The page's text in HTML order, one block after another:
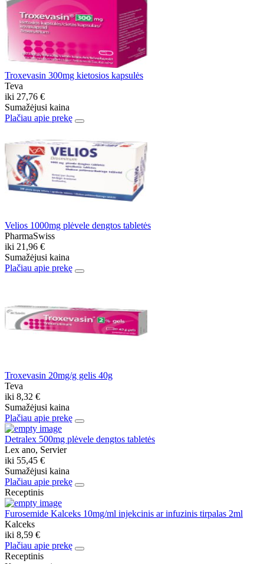
Troxevasin 300mg kietosios kapsulės
Teva
iki 27,76 €
Sumažėjusi kaina
Plačiau apie prekę
Velios 1000mg plėvele dengtos tabletės
PharmaSwiss
iki 21,96 €
Sumažėjusi kaina
Plačiau apie prekę
Troxevasin 20mg/g gelis 40g
Teva
iki 8,32 €
Sumažėjusi kaina
Plačiau apie prekę
Detralex 500mg plėvele dengtos tabletės
Lex ano, Servier
iki 55,45 €
Sumažėjusi kaina
Plačiau apie prekę
Receptinis
Furosemide Kalceks 10mg/ml injekcinis ar infuzinis tirpalas 2ml
Kalceks
iki 8,59 €
Plačiau apie prekę
Receptinis